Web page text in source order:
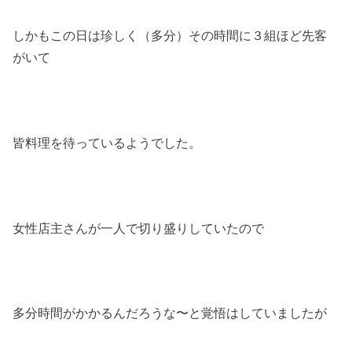
しかもこの日は珍しく（多分）その時間に３組ほど先客
がいて
皆料理を待っているようでした。
女性店主さんが一人で切り盛りしていたので
多分時間がかかるんだろうな〜と覚悟はしていましたが